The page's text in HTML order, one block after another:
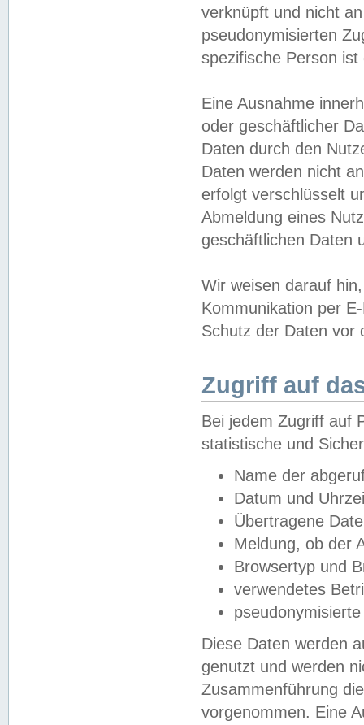
verknüpft und nicht
pseudonymisierten
spezifische Person
Eine Ausnahme
oder geschäftlicher
Daten durch den
Daten werden nicht
erfolgt verschlüsselt
Abmeldung eines
geschäftlichen Daten
Wir weisen darauf
Kommunikation per
Schutz der Daten vor
Zugriff auf
Bei jedem Zugriff auf
statistische und
Name der
Datum und
Übertragene
Meldung, ob der
Browsertyp und
verwendetes
Diese Daten werden
genutzt und werden
Zusammenführung
vorgenommen. Eine